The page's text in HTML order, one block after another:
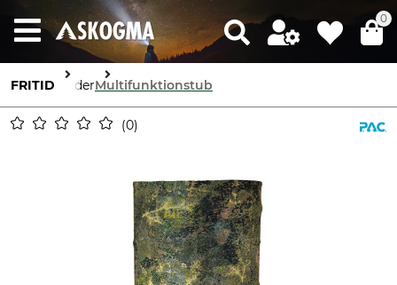
0
FRITID KläderMultifunktionstub
0